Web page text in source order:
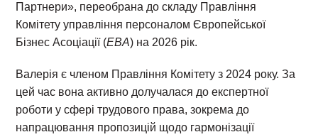
Партнери», переобрана до складу Правління
Комітету управління персоналом Європейської
Бізнес Асоціації (EBA) на 2026 рік.
Валерія є членом Правління Комітету з 2024 року. За
цей час вона активно долучалася до експертної
роботи у сфері трудового права, зокрема до
напрацювання пропозицій щодо гармонізації